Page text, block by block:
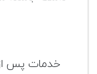
خدمات پس